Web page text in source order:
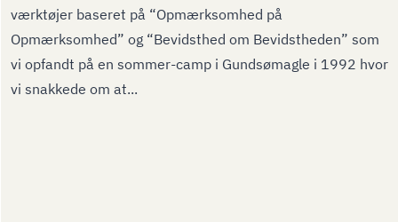
værktøjer baseret på “Opmærksomhed på
Opmærksomhed” og “Bevidsthed om Bevidstheden” som
vi opfandt på en sommer-camp i Gundsømagle i 1992 hvor
vi snakkede om at...